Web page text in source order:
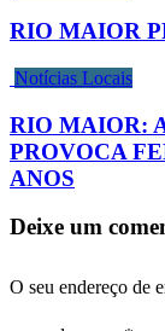
RIO MAIOR
Notícias Locais
RIO MAIOR:
PROVOCA
ANOS
Deixe um
O seu endereço de